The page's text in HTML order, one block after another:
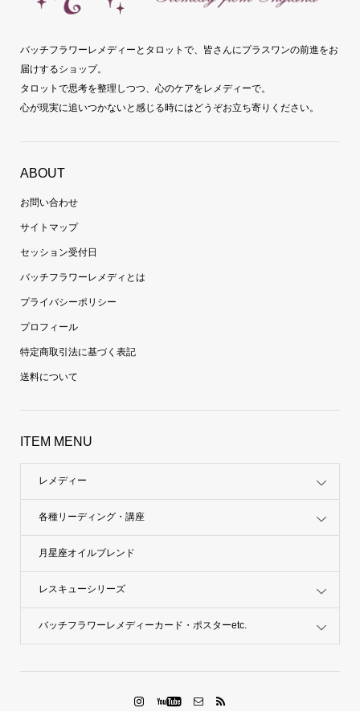
バッチフラワーレメディーとタロットで、皆さんにプラスワンの前進をお
届けするショップ。
タロットで思考を整理しつつ、心のケアをレメディーで。
お問い合わせ
サイトマップ
セッション受付日
バッチフラワーレメディとは
プライバシーポリシー
プロフィール
特定商取引法に基づく表記
ITEM MENU
レメディー
各種リーディング・講座
月星座オイルブレンド
レスキューシリーズ
バッチフラワーレメディーカード・ポスターetc.